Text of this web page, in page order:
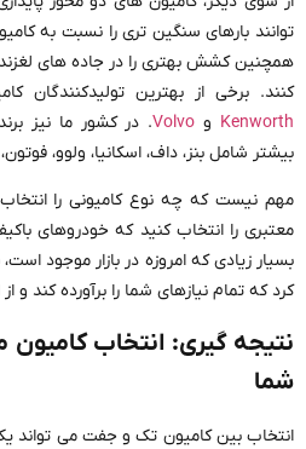
توانند بارهای سنگین تری را نسبت به
همچنین کشش بهتری را در جاده های
کنند. برخی از بهترین تولیدکنندگان
Kenworth و Volvo. در کشور ما نیز
بیشتر شامل بنز، داف، اسکانیا، ولوو،
مهم نیست که چه نوع کامیونی را
معتبری را انتخاب کنید که خودروهای
بسیار زیادی که امروزه در بازار موجود
کرد که تمام نیازهای شما را برآورده کند و
نتیجه گیری: انتخاب کامیون
شما
انتخاب بین کامیون تک و جفت می تواند